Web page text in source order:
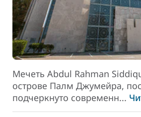
Мечеть Abdul Rahman
острове Палм Джумейра,
подчеркнуто современн...